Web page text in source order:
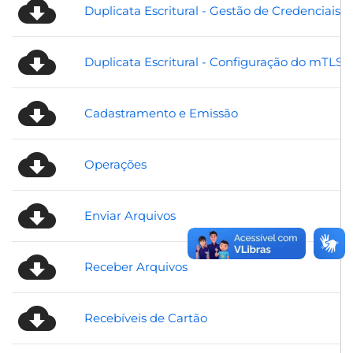
Duplicata Escritural - Gestão de Credenciais
Duplicata Escritural - Configuração do mTLS
Cadastramento e Emissão
Operações
Enviar Arquivos
Receber Arquivos
Recebíveis de Cartão